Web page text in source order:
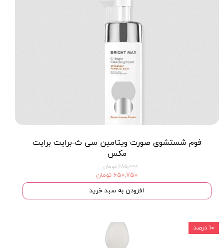
فوم شستشوی صورت ویتامین سی ث-برایت برایت
مکس
۶۸۵,۰۰۰ تومان
۶۵۰,۷۵۰ تومان
افزودن به سبد خرید
۱۰ درصد